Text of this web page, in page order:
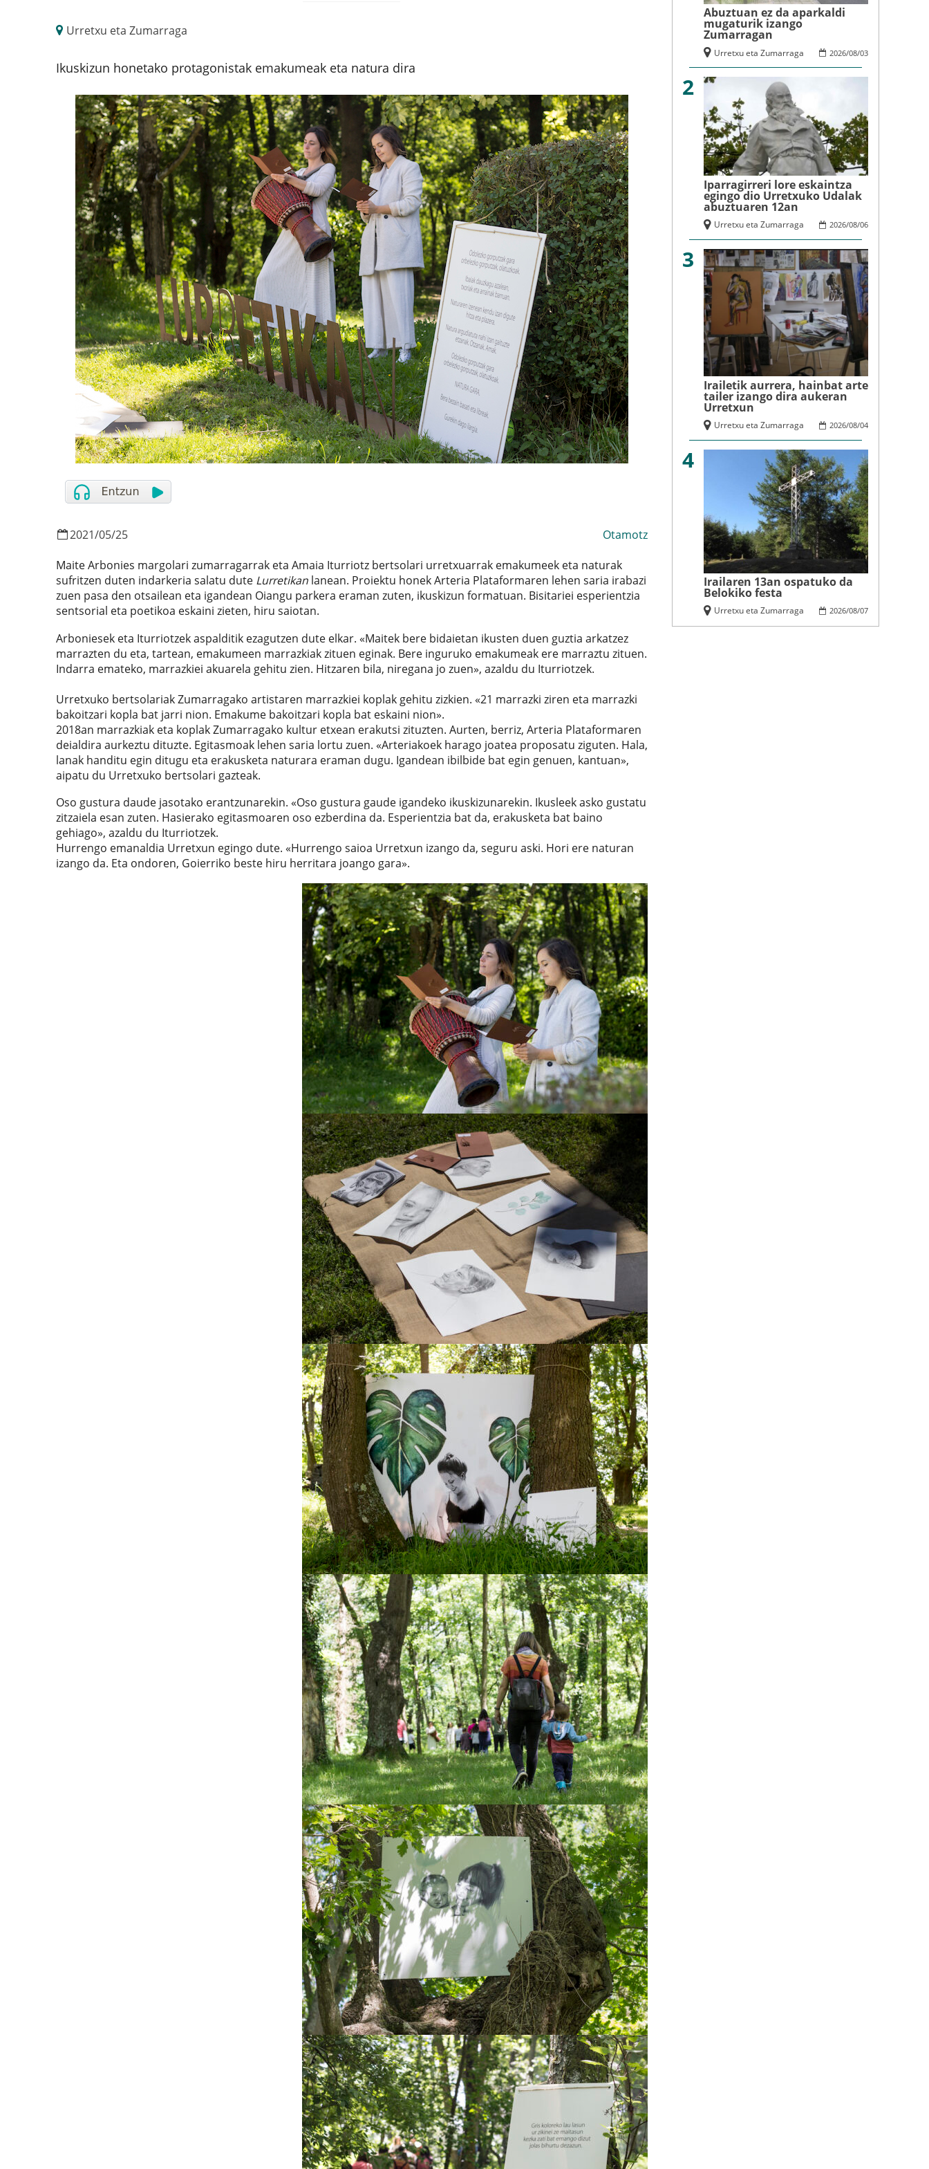
Urretxu eta Zumarraga
Ikuskizun honetako protagonistak emakumeak eta natura dira
2021/05/25
Otamotz
Maite Arbonies margolari zumarragarrak eta Amaia Iturriotz bertsolari urretxuarrak emakumeek eta naturak
sufritzen duten indarkeria salatu dute Lurretikanlanean. Proiektu honek Arteria Plataformaren lehen saria irabazi
zuen pasa den otsailean eta igandean Oiangu parkera eraman zuten, ikuskizun formatuan. Bisitariei esperientzia
sentsorial eta poetikoa eskaini zieten, hiru saiotan.
Arboniesek eta Iturriotzek aspalditik ezagutzen dute elkar. «Maitek bere bidaietan ikusten duen guztia arkatzez
marrazten du eta, tartean, emakumeen marrazkiak zituen eginak. Bere inguruko emakumeak ere marraztu zituen.
Indarra emateko, marrazkiei akuarela gehitu zien. Hitzaren bila, niregana jo zuen», azaldu du Iturriotzek.
Urretxuko bertsolariak Zumarragako artistaren marrazkiei koplak gehitu zizkien. «21 marrazki ziren eta marrazki
bakoitzari kopla bat jarri nion. Emakume bakoitzari kopla bat eskaini nion».
2018an marrazkiak eta koplak Zumarragako kultur etxean erakutsi zituzten. Aurten, berriz, Arteria Plataformaren
deialdira aurkeztu dituzte. Egitasmoak lehen saria lortu zuen. «Arteriakoek harago joatea proposatu ziguten. Hala,
lanak handitu egin ditugu eta erakusketa naturara eraman dugu. Igandean ibilbide bat egin genuen, kantuan»,
aipatu du Urretxuko bertsolari gazteak.
Oso gustura daude jasotako erantzunarekin. «Oso gustura gaude igandeko ikuskizunarekin. Ikusleek asko gustatu
zitzaiela esan zuten. Hasierako egitasmoaren oso ezberdina da. Esperientzia bat da, erakusketa bat baino
gehiago», azaldu du Iturriotzek.
Hurrengo emanaldia Urretxun egingo dute. «Hurrengo saioa Urretxun izango da, seguru aski. Hori ere naturan
izango da. Eta ondoren, Goierriko beste hiru herritara joango gara».
Abuztuan ez da aparkaldi
mugaturik izango
Zumarragan
2026/08/03
Urretxu eta Zumarraga
2
Iparragirreri lore eskaintza
egingo dio Urretxuko Udalak
abuztuaren 12an
2026/08/06
Urretxu eta Zumarraga
3
Irailetik aurrera, hainbat arte
tailer izango dira aukeran
Urretxun
2026/08/04
Urretxu eta Zumarraga
4
Irailaren 13an ospatuko da
Belokiko festa
2026/08/07
Urretxu eta Zumarraga